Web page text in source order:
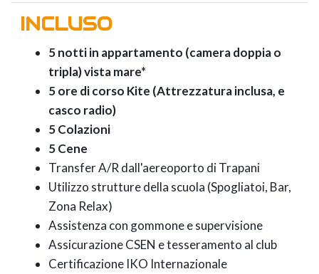
INCLUSO
5 notti in appartamento (camera doppia o
tripla) vista mare*
5 ore di corso Kite (Attrezzatura inclusa, e
casco radio)
5 Colazioni
5 Cene
Transfer A/R dall'aereoporto di Trapani
Utilizzo strutture della scuola (Spogliatoi, Bar,
Zona Relax)
Assistenza con gommone e supervisione
Assicurazione CSEN e tesseramento al club
Certificazione IKO Internazionale